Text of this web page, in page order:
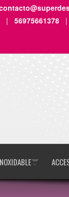
| 56975661378 |